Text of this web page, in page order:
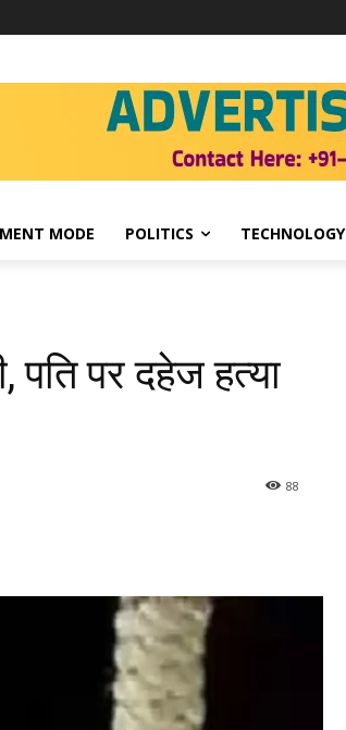
MODE POLITICS TECHNOLOGY
पति पर दहेज हत्या
88